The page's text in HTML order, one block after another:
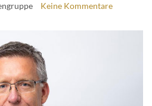
Keine Kommentare